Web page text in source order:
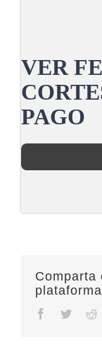
VER
PAGO
Comparta
Facebook
Twitter